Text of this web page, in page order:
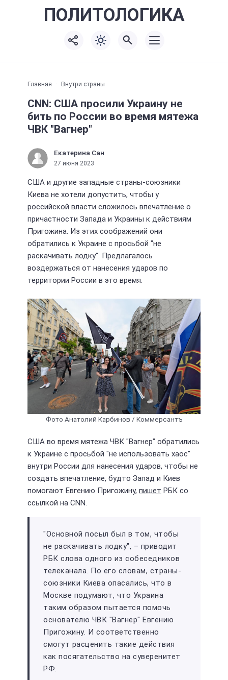
ПОЛИТОЛОГИКА
Главная Внутри страны
CNN: США просили Украину не
бить по России во время мятежа
ЧВК "Вагнер"
Екатерина Сан
27 июня 2023
США и другие западные страны-союзники
Киева не хотели допустить, чтобы у
российской власти сложилось впечатление о
причастности Запада и Украины к действиям
Пригожина. Из этих соображений они
обратились к Украине с просьбой "не
раскачивать лодку". Предлагалось
воздержаться от нанесения ударов по
территории России в это время.
Фото Анатолий Карбинов / Коммерсантъ
США во время мятежа ЧВК "Вагнер" обратились
к Украине с просьбой "не использовать хаос"
внутри России для нанесения ударов, чтобы не
создать впечатление, будто Запад и Киев
помогают Евгению Пригожину, пишет РБК со
ссылкой на CNN.
"Основной посыл был в том, чтобы
не раскачивать лодку", – приводит
РБК слова одного из собеседников
телеканала. По его словам, страны-
союзники Киева опасались, что в
Москве подумают, что Украина
таким образом пытается помочь
основателю ЧВК "Вагнер" Евгению
Пригожину. И соответственно
смогут расценить такие действия
как посягательство на суверенитет
РФ.